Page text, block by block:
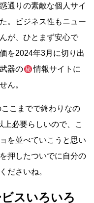
通りの素敵な個人サイ
。ビジネス性もニュー
が、ひとまず安心で
を2024年3月に切り出
器の
情報サイトに
ん。
こまでで終わりなの
上必要らしいので、こ
を並べていこうと思い
押したついでに自分の
ださいね。
スいろいろ